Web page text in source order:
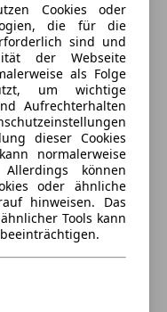
Cookies oder
die für die
sind und
der Webseite
als Folge
um wichtige
Aufrechterhalten
dieser Cookies
normalerweise
können
oder ähnliche
hinweisen. Das
Tools kann